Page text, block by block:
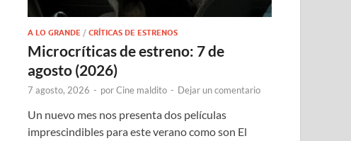
A LO GRANDE /CRÍTICAS DE ESTRENOS
Microcríticas de estreno: 7 de
agosto (2026)
7 agosto, 2026 - porCine maldito - Dejar un comentario
Un nuevo mes nos presenta dos películas
imprescindibles para este verano como son El